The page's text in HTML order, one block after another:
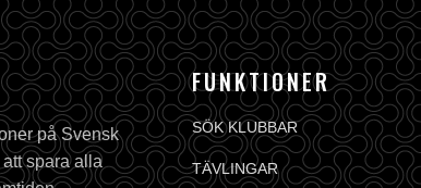
på Svensk
spara alla
FUNKTIONER
SÖK KLUBBAR
TÄVLINGAR